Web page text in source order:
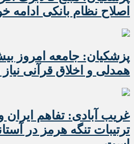
اصلاح نظام بانکی ادامه
پزشکیان: جامعه امروز
همدلی و اخلاق قرآنی نیاز
غریب آبادی: تفاهم ایران
ترتیبات تنگه هرمز در